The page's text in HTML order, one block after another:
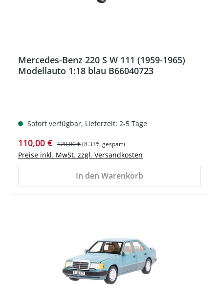
Mercedes-Benz 220 S W 111 (1959-1965)
Modellauto 1:18 blau B66040723
Sofort verfügbar, Lieferzeit: 2-5 Tage
Verkaufspreis:
110,00 € Regulärer Preis:
120,00 €(8.33% gespart)
Preise inkl. MwSt. zzgl. Versandkosten
In den Warenkorb